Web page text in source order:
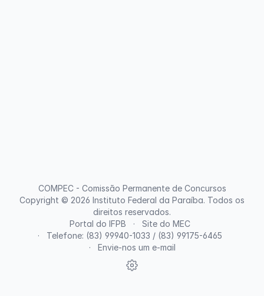
Portal do IFPB
Site do MEC
Telefone: (83) 99940-1033 / (83) 99175-6465
Envie-nos um e-mail
COMPEC - Comissão Permanente de Concursos
Copyright © 2026 Instituto Federal da Paraíba. Todos os
direitos reservados.